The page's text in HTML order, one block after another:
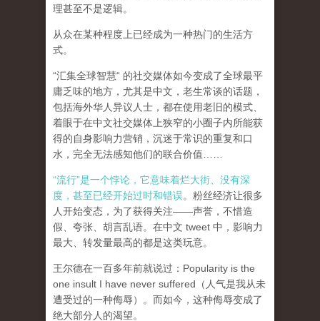
理甚至不是逻辑。
从众在某种程度上已经成为一种热门的生活方
式。
“汇集全球智慧“ 的社交媒体如今变成了全球最平
庸乏味的地方，尤其是中文，老生常谈的话题，
包括海外华人异议人士，都在使用老旧的模式、
着眼于在中文社交媒体上狭窄的小圈子内所能获
得的自身影响力营销，沉迷于常识的重复和口
水，完全无法感知他们的联合价值……
“流行”是一个悖论，它意味着烂大街、没有深
度，甚至已经开始过时和错误。粉丝经济让很多
人开始变态，为了获得关注——声誉，不惜造
假、夸张、胡言乱语。在中文 tweet 中，影响力
最大、转发量最高的都是这类玩意。
王尔德在一百多年前就说过：Popularity is the
one insult I have never suffered（人气是我从未
遭受过的一种侮辱）。而如今，这种侮辱变成了
绝大部分人的渴望。